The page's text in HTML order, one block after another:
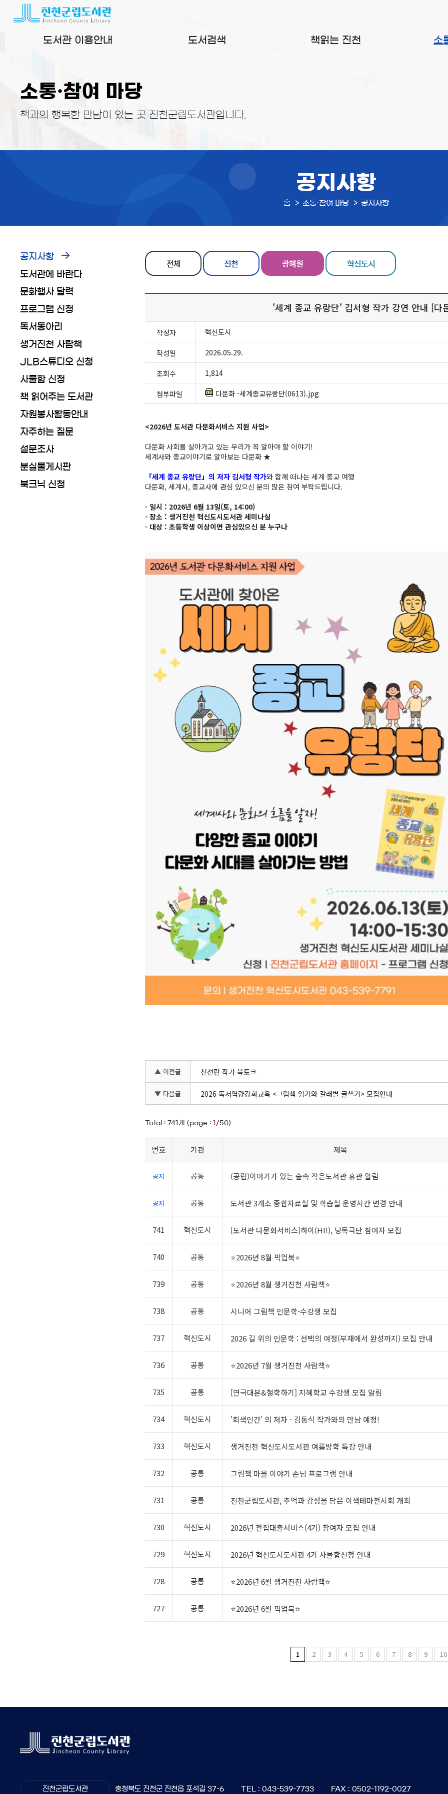
도서관 이용안내 도서검색 책읽는 진천 소
소통·참여 마당
책과의 행복한 만남이 있는 곳 진천군립도서관입니다.
공지사항
홈 소통·참여 마당 공지사항
공지사항
도서관에 바란다
문화행사 달력
프로그램 신청
독서동아리
생거진천 사람책
JLB스튜디오 신청
사물함 신청
책 읽어주는 도서관
자원봉사활동안내
자주하는 질문
설문조사
분실물게시판
북크닉 신청
전체 진천 광혜원 혁신도시
'세계 종교 유랑단' 김서형 작가 강연 안내 [다
작성자 혁신도시
작성일 2026.05.29.
조회수 1,814
첨부파일 다문화 -세계종교유랑단(0613).jpg
<2026년 도서관 다문화서비스 지원 사업>
다문화 사회를 살아가고 있는 우리가 꼭 알아야 할 이야기!
세계사와 종교이야기로 알아보는 다문화 ★
「세계 종교 유랑단」의 저자 김서형 작가와 함께 떠나는 세계 종교 여행
다문화, 세계사, 종교사에 관심 있으신 분의 많은 참여 부탁드립니다.
- 일시 : 2026년 6월 13일(토, 14:00)
- 장소 : 생거진천 혁신도시도서관 세미나실
- 대상 : 초등학생 이상이면 관심있으신 분 누구나
▲ 이전글 천선란 작가 북토크
▼ 다음글 2026 독서역량강화교육 <그림책 읽기와 갈래별 글쓰기> 모집안내
Total :741 개 (page :1 /50)
번호 기관 제목
공지 공통 (공립)이야기가 있는 숲속 작은도서관 휴관 알림
공지 공통 도서관 3개소 종합자료실 및 학습실 운영시간 변경 안내
741 혁신도시 [도서관 다문화서비스]하이(HI!), 낭독극단 참여자 모집
740 공통 ⭐2026년 8월 픽업북⭐
739 공통 ⭐2026년 8월 생거진천 사람책⭐
738 공통 시니어 그림책 인문학-수강생 모집
737 혁신도시 2026 길 위의 인문학 : 선택의 여정(부재에서 완성까지) 모집 안내
736 공통 ⭐2026년 7월 생거진천 사람책⭐
735 공통 [연극대본&철학하기] 지혜학교 수강생 모집 알림
734 혁신도시 '회색인간' 의 저자 - 김동식 작가와의 만남 예정!
733 혁신도시 생거진천 혁신도시도서관 여름방학 특강 안내
732 공통 그림책 마을 이야기 손님 프로그램 안내
731 공통 진천군립도서관, 추억과 감성을 담은 이색테마전시회 개최
730 혁신도시 2026년 전집대출서비스(4기) 참여자 모집 안내
729 혁신도시 2026년 혁신도시도서관 4기 사물함신청 안내
728 공통 ⭐2026년 6월 생거진천 사람책⭐
727 공통 ⭐2026년 6월 픽업북⭐
1 2 3 4 5 6 7 8 9 10
진천군립도서관 충청북도 진천군 진천읍 포석길 37-6 TEL : 043-539-7733 FAX : 0502-1192-0027